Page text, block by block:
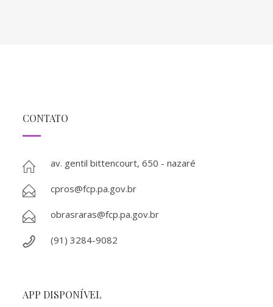
CONTATO
av. gentil bittencourt, 650 - nazaré
cpros@fcp.pa.gov.br
obrasraras@fcp.pa.gov.br
(91) 3284-9082
APP DISPONÍVEL